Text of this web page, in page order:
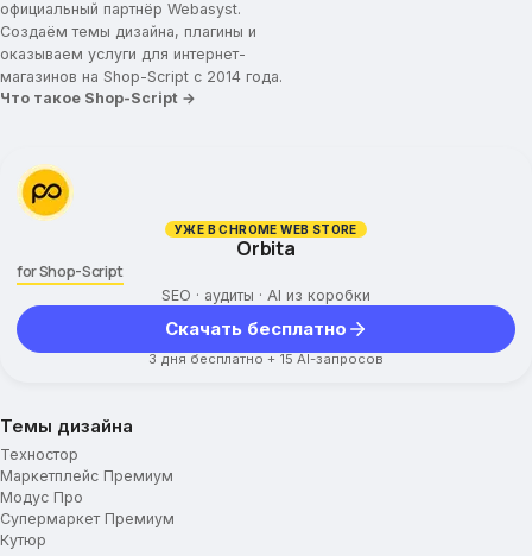
официальный партнёр Webasyst.
Создаём темы дизайна, плагины и
оказываем услуги для интернет-
магазинов на Shop-Script с 2014 года.
Что такое Shop-Script →
УЖЕ В CHROME WEB STORE
Orbita
for Shop-Script
SEO · аудиты · AI из коробки
Скачать бесплатно
3 дня бесплатно + 15 AI-запросов
Темы дизайна
Техностор
Маркетплейс Премиум
Модус Про
Супермаркет Премиум
Кутюр